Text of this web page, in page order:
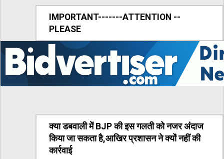
IMPORTANT-------ATTENTION --
PLEASE
क्या डबवाली में BJP की इस गलती को नजर अंदाज
किया जा सकता है,आखिर प्रशासन ने क्यों नहीं की
कार्रवाई